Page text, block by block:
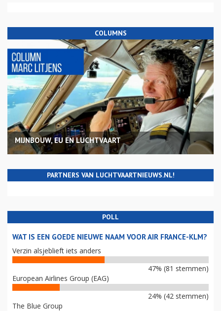
COLUMNS
MIJNBOUW, EU EN LUCHTVAART
PARTNERS VAN LUCHTVAARTNIEUWS.NL!
POLL
WAT IS EEN GOEDE NIEUWE NAAM VOOR AIR FRANCE-KLM?
Verzin alsjeblieft iets anders
47% (81 stemmen)
European Airlines Group (EAG)
24% (42 stemmen)
The Blue Group